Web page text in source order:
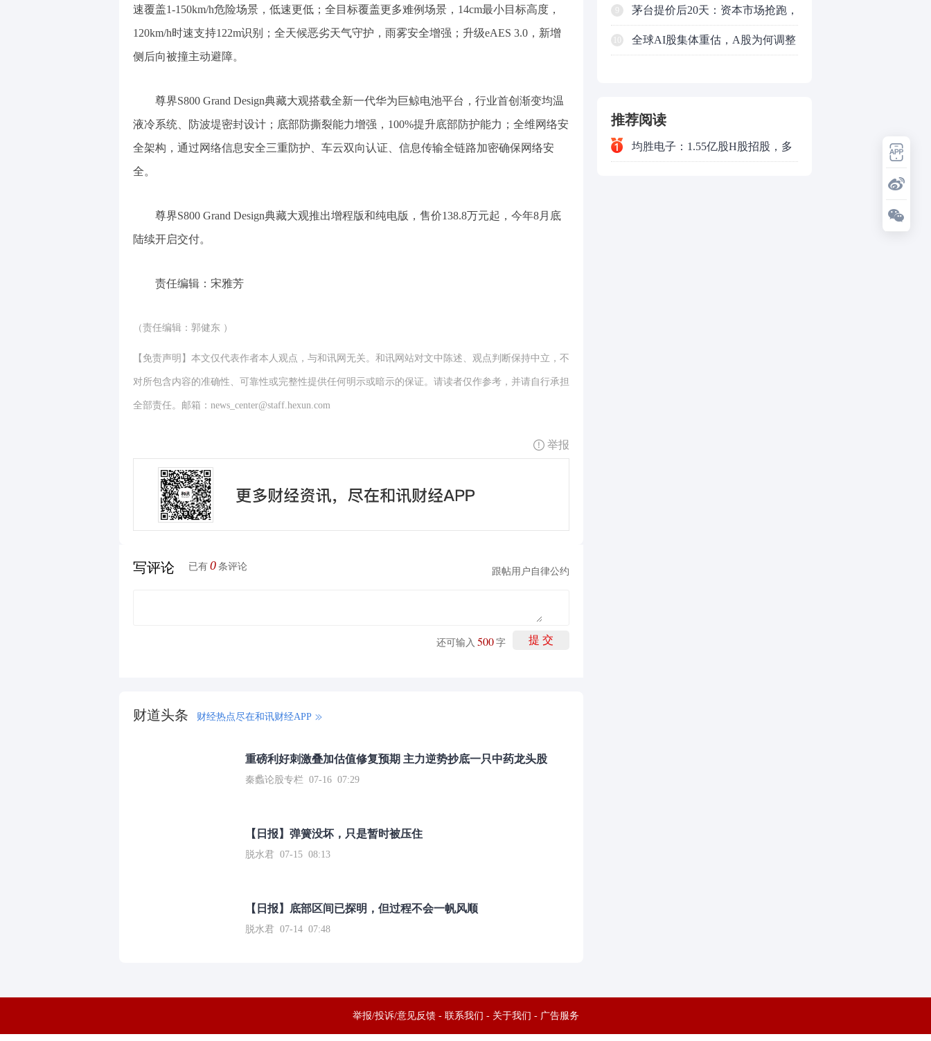
速覆盖1-150km/h危险场景，低速更低；全目标覆盖更多难例场景，14cm最小目标高度，
120km/h时速支持122m识别；全天候恶劣天气守护，雨雾安全增强；升级eAES 3.0，新增
侧后向被撞主动避障。
尊界S800 Grand Design典藏大观搭载全新一代华为巨鲸电池平台，行业首创渐变均温
液冷系统、防波堤密封设计；底部防撕裂能力增强，100%提升底部防护能力；全维网络安
全架构，通过网络信息安全三重防护、车云双向认证、信息传输全链路加密确保网络安
全。
尊界S800 Grand Design典藏大观推出增程版和纯电版，售价138.8万元起，今年8月底
陆续开启交付。
责任编辑：宋雅芳
（责任编辑：郭健东 ）
【免责声明】本文仅代表作者本人观点，与和讯网无关。和讯网站对文中陈述、观点判断保持中立，不
对所包含内容的准确性、可靠性或完整性提供任何明示或暗示的保证。请读者仅作参考，并请自行承担
全部责任。邮箱：news_center@staff.hexun.com
举报
写评论 已有 0 条评论 跟帖用户自律公约
提 交
还可输入 500 字
财道头条 财经热点尽在和讯财经APP
重磅利好刺激叠加估值修复预期 主力逆势抄底一只中药龙头股
秦蠡论股专栏 07-16 07:29
【日报】弹簧没坏，只是暂时被压住
脱水君 07-15 08:13
【日报】底部区间已探明，但过程不会一帆风顺
脱水君 07-14 07:48
了
票“谈恋爱”
茅台提价后20天：资本市场抢跑，
磨底属于现实
全球AI股集体重估，A股为何调整
推荐阅读
均胜电子：1.55亿股H股招股，多
举报/投诉/意见反馈- 联系我们 - 关于我们 - 广告服务